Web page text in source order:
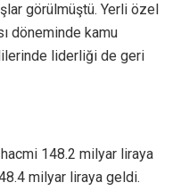
görülmüştü. Yerli özel
döneminde kamu
liderliği de geri
148.2 milyar liraya
milyar liraya geldi.